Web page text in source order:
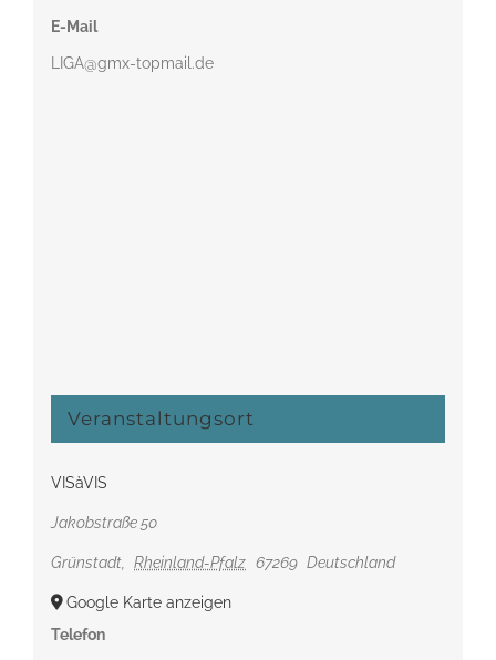
E-Mail
LIGA@gmx-topmail.de
Veranstaltungsort
VISàVIS
Jakobstraße 50
Grünstadt, Rheinland-Pfalz 67269 Deutschland
Google Karte anzeigen
Telefon